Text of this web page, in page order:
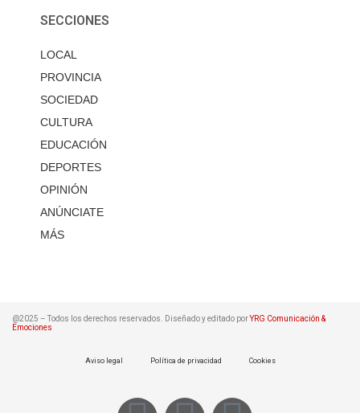
SECCIONES
LOCAL
PROVINCIA
SOCIEDAD
CULTURA
EDUCACIÓN
DEPORTES
OPINIÓN
ANÚNCIATE
MÁS
@2025 – Todos los derechos reservados. Diseñado y editado porYRG Comunicación &
Emociones
Aviso legal Política de privacidad Cookies